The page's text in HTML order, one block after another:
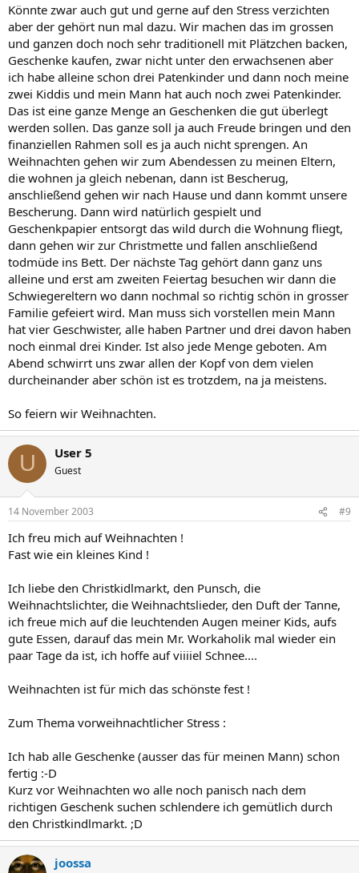
Könnte zwar auch gut und gerne auf den Stress verzichten
aber der gehört nun mal dazu. Wir machen das im grossen
und ganzen doch noch sehr traditionell mit Plätzchen backen,
Geschenke kaufen, zwar nicht unter den erwachsenen aber
ich habe alleine schon drei Patenkinder und dann noch meine
zwei Kiddis und mein Mann hat auch noch zwei Patenkinder.
Das ist eine ganze Menge an Geschenken die gut überlegt
werden sollen. Das ganze soll ja auch Freude bringen und den
finanziellen Rahmen soll es ja auch nicht sprengen. An
Weihnachten gehen wir zum Abendessen zu meinen Eltern,
die wohnen ja gleich nebenan, dann ist Bescherug,
anschließend gehen wir nach Hause und dann kommt unsere
Bescherung. Dann wird natürlich gespielt und
Geschenkpapier entsorgt das wild durch die Wohnung fliegt,
dann gehen wir zur Christmette und fallen anschließend
todmüde ins Bett. Der nächste Tag gehört dann ganz uns
alleine und erst am zweiten Feiertag besuchen wir dann die
Schwiegereltern wo dann nochmal so richtig schön in grosser
Familie gefeiert wird. Man muss sich vorstellen mein Mann
hat vier Geschwister, alle haben Partner und drei davon haben
noch einmal drei Kinder. Ist also jede Menge geboten. Am
Abend schwirrt uns zwar allen der Kopf von dem vielen
durcheinander aber schön ist es trotzdem, na ja meistens.
So feiern wir Weihnachten.
U User 5
Guest
14 November 2003 #9
Ich freu mich auf Weihnachten !
Fast wie ein kleines Kind !
Ich liebe den Christkidlmarkt, den Punsch, die
Weihnachtslichter, die Weihnachtslieder, den Duft der Tanne,
ich freue mich auf die leuchtenden Augen meiner Kids, aufs
gute Essen, darauf das mein Mr. Workaholik mal wieder ein
paar Tage da ist, ich hoffe auf viiiiel Schnee....
Weihnachten ist für mich das schönste fest !
Zum Thema vorweihnachtlicher Stress :
Ich hab alle Geschenke (ausser das für meinen Mann) schon
fertig :-D
Kurz vor Weihnachten wo alle noch panisch nach dem
richtigen Geschenk suchen schlendere ich gemütlich durch
den Christkindlmarkt. ;D
joossa